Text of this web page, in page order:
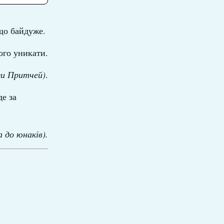
байдуже.
уникати.
Притчей).
за
до юнаків).